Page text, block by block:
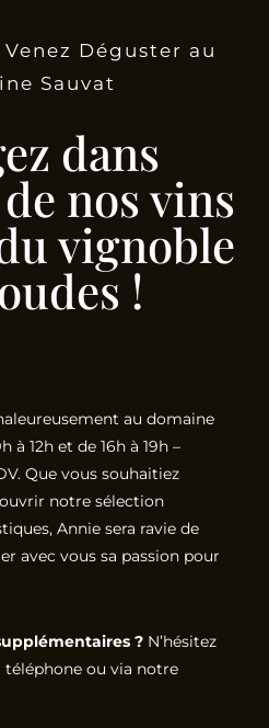
Venez Déguster au
Sauvat
dans
nos vins
vignoble
!
au domaine
12h et de 16h à 19h –
Que vous souhaitiez
notre sélection
Annie sera ravie de
avec vous sa passion pour
?N’hésitez
téléphone ou via notre